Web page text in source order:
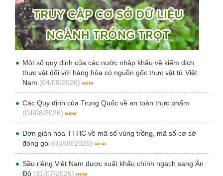
Một số quy định của các nước nhập khẩu về kiểm dịch
thực vật đối với hàng hóa có nguồn gốc thực vật từ Việt
Nam (04/08/2026)
Các Quy định của Trung Quốc về an toàn thực phẩm
(04/08/2026)
Đơn giản hóa TTHC về mã số vùng trồng, mã số cơ sở
đóng gói (03/08/2026)
Sầu riêng Việt Nam được xuất khẩu chính ngạch sang Ấn
Độ (31/07/2026)